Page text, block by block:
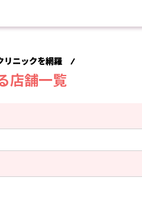
リニックを網羅
店舗一覧